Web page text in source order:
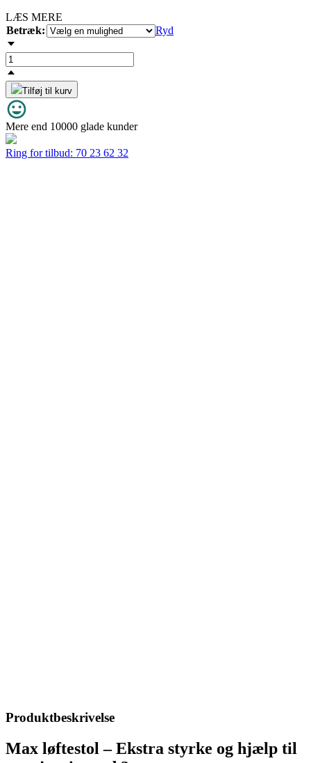
LÆS MERE
Betræk:
Ryd
Tilføj til kurv
Mere end 10000 glade kunder
Ring for tilbud: 70 23 62 32
Produktbeskrivelse
Max løftestol – Ekstra styrke og hjælp til